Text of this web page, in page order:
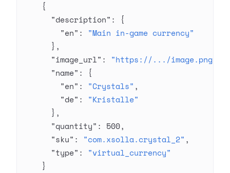
    {
      "description"
: {
        "en"
: "Main in-game currency"
      },
      "image_url"
: "https://.../image.png"
      "name"
: {
        "en"
: "Crystals" ,
        "de"
: "Kristalle"
      },
      "quantity"
: 500,
      "sku"
: "com.xsolla.crystal_2" ,
      "type"
: "virtual_currency"
    }